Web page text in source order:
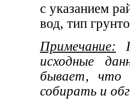
с указанием
вод, тип
Примечание:
исходные
бывает, что
собирать и